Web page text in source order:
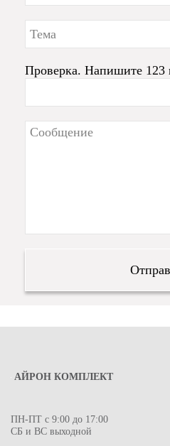
Проверка. Напишите 123
АЙРОН КОМПЛЕКТ
ПН-ПТ с 9:00 до 17:00
СБ и ВС выходной